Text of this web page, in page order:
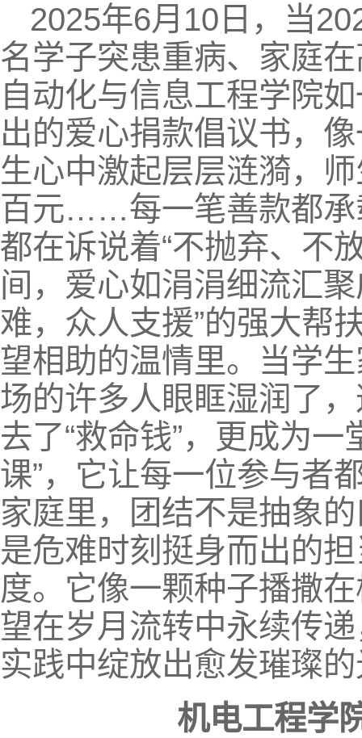
2025年6月10日，当
名学子突患重病、家庭
自动化与信息工程学院
出的爱心捐款倡议书，
生心中激起层层涟漪，
百元……每一笔善款都承
都在诉说着“不抛弃、不
间，爱心如涓涓细流汇
难，众人支援”的强大帮
望相助的温情里。当学
场的许多人眼眶湿润了
去了“救命钱”，更成为
课”，它让每一位参与者
家庭里，团结不是抽象
是危难时刻挺身而出的
度。它像一颗种子播撒
望在岁月流转中永续传
实践中绽放出愈发璀璨
机电工程学